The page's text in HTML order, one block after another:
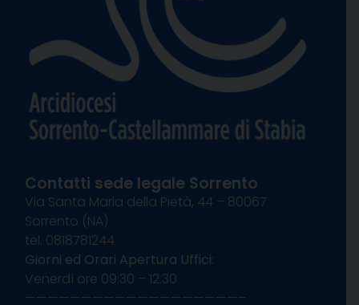
Contatti sede legale Sorrento
Via Santa Maria della Pietà, 44 – 80067
Sorrento (NA)
tel. 0818781244
Giorni ed Orari Apertura Uffici:
Venerdì ore 09:30 – 12:30
———————————————————–